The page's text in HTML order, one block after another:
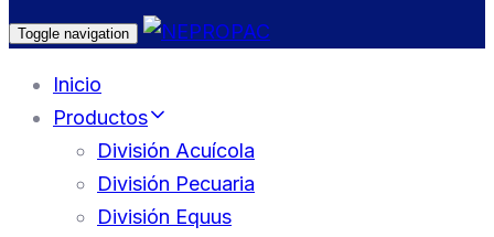
Toggle navigation
Inicio
Productos
División Acuícola
División Pecuaria
División Equus